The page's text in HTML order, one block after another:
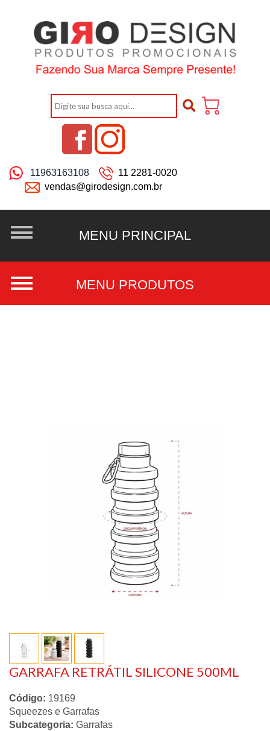
11963163108
11 2281-0020
vendas@girodesign.com.br
GARRAFA RETRÁTIL SILICONE 500ML
Código: 19169
Squeezes e Garrafas
Subcategoria: Garrafas